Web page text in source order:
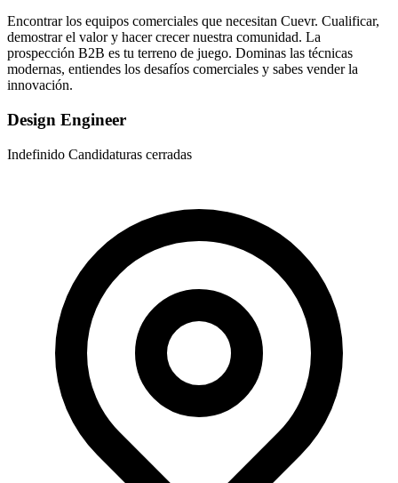
Encontrar los equipos comerciales que necesitan Cuevr. Cualificar,
demostrar el valor y hacer crecer nuestra comunidad. La
prospección B2B es tu terreno de juego. Dominas las técnicas
modernas, entiendes los desafíos comerciales y sabes vender la
innovación.
Design Engineer
Indefinido Candidaturas cerradas